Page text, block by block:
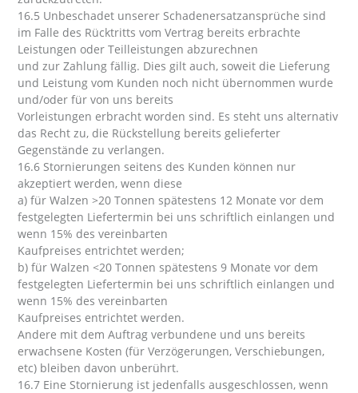
16.5 Unbeschadet unserer Schadenersatzansprüche sind
im Falle des Rücktritts vom Vertrag bereits erbrachte
Leistungen oder Teilleistungen abzurechnen
und zur Zahlung fällig. Dies gilt auch, soweit die Lieferung
und Leistung vom Kunden noch nicht übernommen wurde
und/oder für von uns bereits
Vorleistungen erbracht worden sind. Es steht uns alternativ
das Recht zu, die Rückstellung bereits gelieferter
Gegenstände zu verlangen.
16.6 Stornierungen seitens des Kunden können nur
akzeptiert werden, wenn diese
a) für Walzen >20 Tonnen spätestens 12 Monate vor dem
festgelegten Liefertermin bei uns schriftlich einlangen und
wenn 15% des vereinbarten
Kaufpreises entrichtet werden;
b) für Walzen <20 Tonnen spätestens 9 Monate vor dem
festgelegten Liefertermin bei uns schriftlich einlangen und
wenn 15% des vereinbarten
Kaufpreises entrichtet werden.
Andere mit dem Auftrag verbundene und uns bereits
erwachsene Kosten (für Verzögerungen, Verschiebungen,
etc) bleiben davon unberührt.
16.7 Eine Stornierung ist jedenfalls ausgeschlossen, wenn